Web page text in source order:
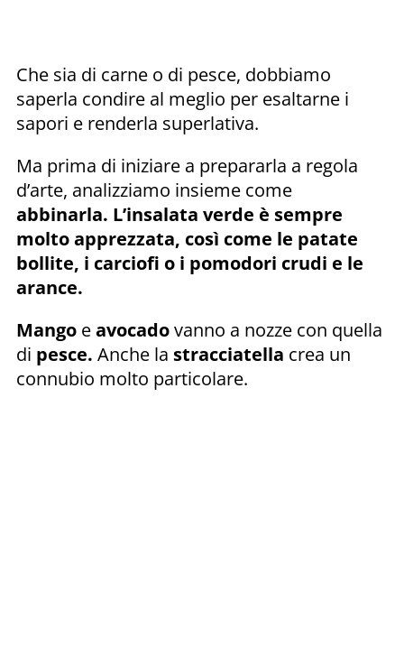
Che sia di carne o di pesce, dobbiamo
saperla condire al meglio per esaltarne i
sapori e renderla superlativa.
Ma prima di iniziare a prepararla a regola
d’arte, analizziamo insieme come
abbinarla. L’insalata verde è sempre
molto apprezzata, così come le patate
bollite, i carciofi o i pomodori crudi e le
arance.
Mango eavocadovanno a nozze con quella
di pesce. Anche la stracciatella crea un
connubio molto particolare.